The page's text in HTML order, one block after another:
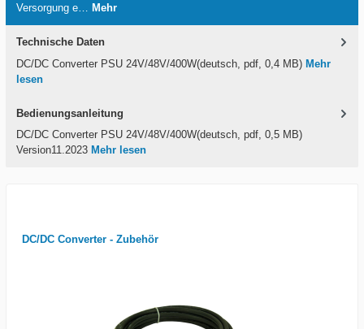
Versorgung e… Mehr
Technische Daten
DC/DC Converter PSU 24V/48V/400W(deutsch, pdf, 0,4 MB) Mehr
lesen
Bedienungsanleitung
DC/DC Converter PSU 24V/48V/400W(deutsch, pdf, 0,5 MB)
Version11.2023 Mehr lesen
DC/DC Converter - Zubehör